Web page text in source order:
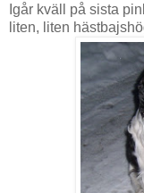
Igår kväll på sista
liten, liten